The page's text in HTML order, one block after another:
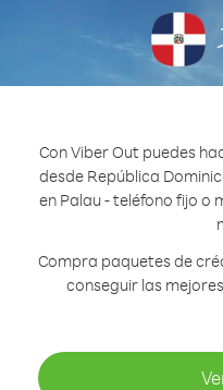
Con Viber Out puedes
desde República
en Palau - teléfono fijo o
Compra paquetes de
conseguir las